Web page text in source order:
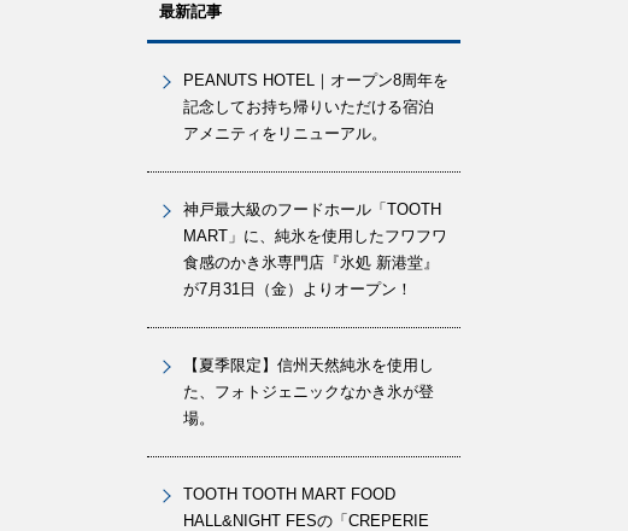
最新記事
PEANUTS HOTEL｜オープン8周年を
記念してお持ち帰りいただける宿泊
アメニティをリニューアル。
神戸最大級のフードホール「TOOTH
MART」に、純氷を使用したフワフワ
食感のかき氷専門店『氷処 新港堂』
が7月31日（金）よりオープン！
【夏季限定】信州天然純氷を使用し
た、フォトジェニックなかき氷が登
場。
TOOTH TOOTH MART FOOD
HALL&NIGHT FESの「CREPERIE